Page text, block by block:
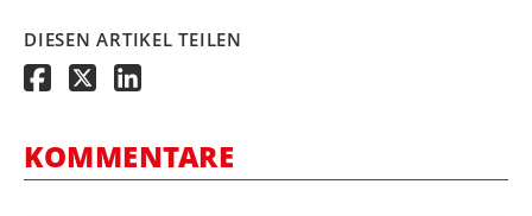
DIESEN ARTIKEL TEILEN
KOMMENTARE